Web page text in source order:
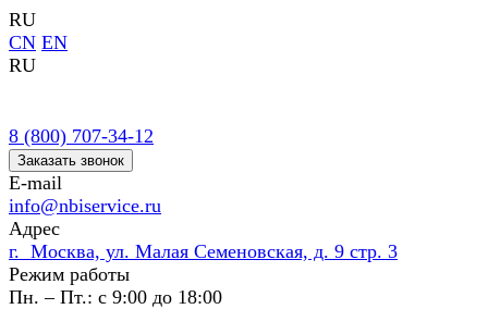
RU
CN EN
RU
8 (800) 707-34-12
Заказать звонок
E-mail
info@nbiservice.ru
Адрес
г. Москва, ул. Малая Семеновская, д. 9 стр. 3
Режим работы
Пн. – Пт.: с 9:00 до 18:00